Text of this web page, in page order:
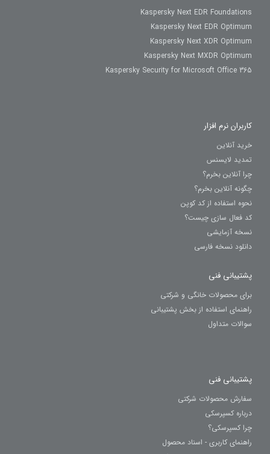
Kaspersky Next EDR Foundations
Kaspersky Next EDR Optimum
Kaspersky Next XDR Optimum
Kaspersky Next MXDR Optimum
Kaspersky Security for Microsoft Office 365
کاربران نرم افزار
خرید آنلاین
تمدید لایسنس
چرا آنلاین بخرم؟
چگونه آنلاین بخرم؟
نحوه استفاده از کد کوپن
کد فعال سازی چیست؟
نسخه آزمایشی
دانلود نسخه فارسی
پشتیبانی فنی
برای محصولات خانگی و شرکتی
راهنمای استفاده از بخش پشتیبانی
سوالات متداول
پشتیبانی فنی
سفارش محصولات شرکتی
درباره کسپرسکی
چرا کسپرسکی؟
راهنمای کاربری - اسناد محصول